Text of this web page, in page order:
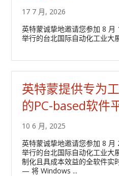
17 7 月, 2026
英特蒙诚挚地邀请您参加 8
举行的台北国际自动化工业大展
英特蒙提供专为
的PC-based软件
10 6 月, 2025
英特蒙诚挚地邀请您参加 8
举行的台北国际自动化工业大
制化且具成本效益的全软件实
— 将 Windows ...